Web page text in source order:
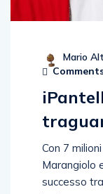
Mario
Con 7
Marangiolo
successo